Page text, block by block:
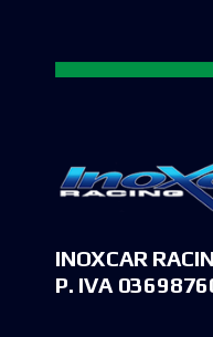
INOXCAR
P. IVA